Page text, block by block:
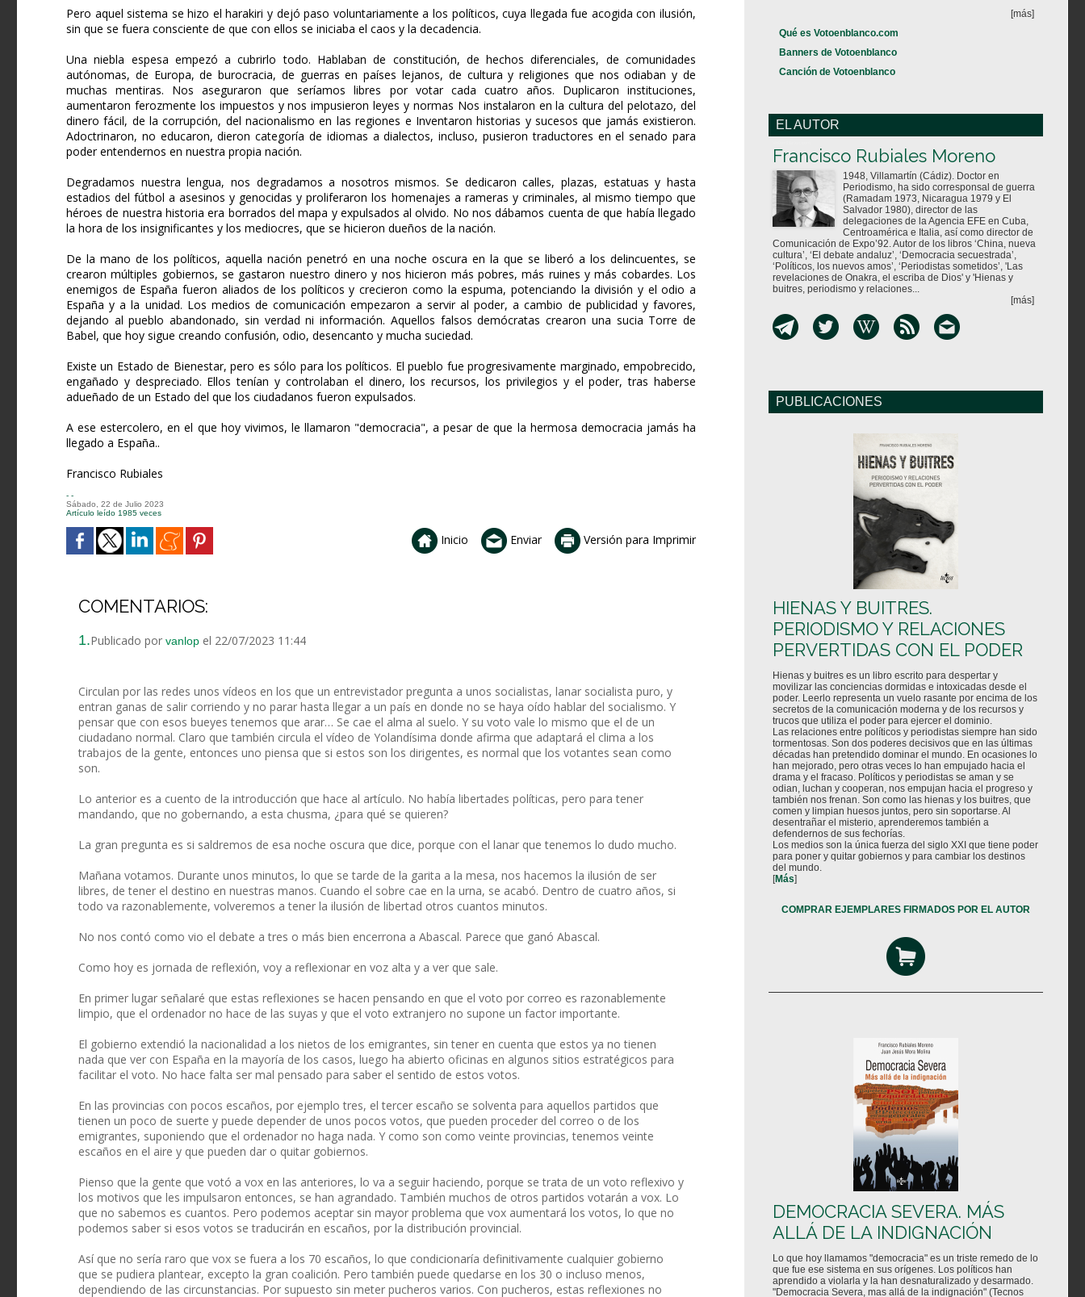
Pero aquel sistema se hizo el harakiri y dejó paso voluntariamente a los políticos, cuya llegada fue acogida con ilusión,
sin que se fuera consciente de que con ellos se iniciaba el caos y la decadencia.
Una niebla espesa empezó a cubrirlo todo. Hablaban de constitución, de hechos diferenciales, de comunidades
autónomas, de Europa, de burocracia, de guerras en países lejanos, de cultura y religiones que nos odiaban y de
muchas mentiras. Nos aseguraron que seríamos libres por votar cada cuatro años. Duplicaron instituciones,
aumentaron ferozmente los impuestos y nos impusieron leyes y normas Nos instalaron en la cultura del pelotazo, del
dinero fácil, de la corrupción, del nacionalismo en las regiones e Inventaron historias y sucesos que jamás existieron.
Adoctrinaron, no educaron, dieron categoría de idiomas a dialectos, incluso, pusieron traductores en el senado para
poder entendernos en nuestra propia nación.
Degradamos nuestra lengua, nos degradamos a nosotros mismos. Se dedicaron calles, plazas, estatuas y hasta
estadios del fútbol a asesinos y genocidas y proliferaron los homenajes a rameras y criminales, al mismo tiempo que
héroes de nuestra historia era borrados del mapa y expulsados al olvido. No nos dábamos cuenta de que había llegado
la hora de los insignificantes y los mediocres, que se hicieron dueños de la nación.
De la mano de los políticos, aquella nación penetró en una noche oscura en la que se liberó a los delincuentes, se
crearon múltiples gobiernos, se gastaron nuestro dinero y nos hicieron más pobres, más ruines y más cobardes. Los
enemigos de España fueron aliados de los políticos y crecieron como la espuma, potenciando la división y el odio a
España y a la unidad. Los medios de comunicación empezaron a servir al poder, a cambio de publicidad y favores,
dejando al pueblo abandonado, sin verdad ni información. Aquellos falsos demócratas crearon una sucia Torre de
Babel, que hoy sigue creando confusión, odio, desencanto y mucha suciedad.
Existe un Estado de Bienestar, pero es sólo para los políticos. El pueblo fue progresivamente marginado, empobrecido,
engañado y despreciado. Ellos tenían y controlaban el dinero, los recursos, los privilegios y el poder, tras haberse
adueñado de un Estado del que los ciudadanos fueron expulsados.
A ese estercolero, en el que hoy vivimos, le llamaron "democracia", a pesar de que la hermosa democracia jamás ha
llegado a España..
Francisco Rubiales
- -
Sábado, 22 de Julio 2023
Artículo leído 1985 veces
Inicio Enviar Versión para Imprimir
COMENTARIOS:
1.Publicado por vanlop el 22/07/2023 11:44
Circulan por las redes unos vídeos en los que un entrevistador pregunta a unos socialistas, lanar socialista puro, y
entran ganas de salir corriendo y no parar hasta llegar a un país en donde no se haya oído hablar del socialismo. Y
pensar que con esos bueyes tenemos que arar… Se cae el alma al suelo. Y su voto vale lo mismo que el de un
ciudadano normal. Claro que también circula el vídeo de Yolandísima donde afirma que adaptará el clima a los
trabajos de la gente, entonces uno piensa que si estos son los dirigentes, es normal que los votantes sean como
son.
Lo anterior es a cuento de la introducción que hace al artículo. No había libertades políticas, pero para tener
mandando, que no gobernando, a esta chusma, ¿para qué se quieren?
La gran pregunta es si saldremos de esa noche oscura que dice, porque con el lanar que tenemos lo dudo mucho.
Mañana votamos. Durante unos minutos, lo que se tarde de la garita a la mesa, nos hacemos la ilusión de ser
libres, de tener el destino en nuestras manos. Cuando el sobre cae en la urna, se acabó. Dentro de cuatro años, si
todo va razonablemente, volveremos a tener la ilusión de libertad otros cuantos minutos.
No nos contó como vio el debate a tres o más bien encerrona a Abascal. Parece que ganó Abascal.
Como hoy es jornada de reflexión, voy a reflexionar en voz alta y a ver que sale.
En primer lugar señalaré que estas reflexiones se hacen pensando en que el voto por correo es razonablemente
limpio, que el ordenador no hace de las suyas y que el voto extranjero no supone un factor importante.
El gobierno extendió la nacionalidad a los nietos de los emigrantes, sin tener en cuenta que estos ya no tienen
nada que ver con España en la mayoría de los casos, luego ha abierto oficinas en algunos sitios estratégicos para
facilitar el voto. No hace falta ser mal pensado para saber el sentido de estos votos.
En las provincias con pocos escaños, por ejemplo tres, el tercer escaño se solventa para aquellos partidos que
tienen un poco de suerte y puede depender de unos pocos votos, que pueden proceder del correo o de los
emigrantes, suponiendo que el ordenador no haga nada. Y como son como veinte provincias, tenemos veinte
escaños en el aire y que pueden dar o quitar gobiernos.
Pienso que la gente que votó a vox en las anteriores, lo va a seguir haciendo, porque se trata de un voto reflexivo y
los motivos que les impulsaron entonces, se han agrandado. También muchos de otros partidos votarán a vox. Lo
que no sabemos es cuantos. Pero podemos aceptar sin mayor problema que vox aumentará los votos, lo que no
podemos saber si esos votos se traducirán en escaños, por la distribución provincial.
Así que no sería raro que vox se fuera a los 70 escaños, lo que condicionaría definitivamente cualquier gobierno
que se pudiera plantear, excepto la gran coalición. Pero también puede quedarse en los 30 o incluso menos,
dependiendo de las circunstancias. Por supuesto sin meter pucheros varios. Con pucheros, estas reflexiones no
[más]
Qué es Votoenblanco.com
Banners de Votoenblanco
Canción de Votoenblanco
EL AUTOR
Francisco Rubiales Moreno
1948, Villamartín (Cádiz). Doctor en
Periodismo, ha sido corresponsal de guerra
(Ramadam 1973, Nicaragua 1979 y El
Salvador 1980), director de las
delegaciones de la Agencia EFE en Cuba,
Centroamérica e Italia, así como director de
Comunicación de Expo’92. Autor de los libros ‘China, nueva
cultura’, ‘El debate andaluz’, ‘Democracia secuestrada’,
‘Políticos, los nuevos amos’, ‘Periodistas sometidos’, 'Las
revelaciones de Onakra, el escriba de Dios' y 'Hienas y
buitres, periodismo y relaciones...
[más]
PUBLICACIONES
HIENAS Y BUITRES.
PERIODISMO Y RELACIONES
PERVERTIDAS CON EL PODER
Hienas y buitres es un libro escrito para despertar y
movilizar las conciencias dormidas e intoxicadas desde el
poder. Leerlo representa un vuelo rasante por encima de los
secretos de la comunicación moderna y de los recursos y
trucos que utiliza el poder para ejercer el dominio.
Las relaciones entre políticos y periodistas siempre han sido
tormentosas. Son dos poderes decisivos que en las últimas
décadas han pretendido dominar el mundo. En ocasiones lo
han mejorado, pero otras veces lo han empujado hacia el
drama y el fracaso. Políticos y periodistas se aman y se
odian, luchan y cooperan, nos empujan hacia el progreso y
también nos frenan. Son como las hienas y los buitres, que
comen y limpian huesos juntos, pero sin soportarse. Al
desentrañar el misterio, aprenderemos también a
defendernos de sus fechorías.
Los medios son la única fuerza del siglo XXI que tiene poder
para poner y quitar gobiernos y para cambiar los destinos
del mundo.
[Más]
COMPRAR EJEMPLARES FIRMADOS POR EL AUTOR
DEMOCRACIA SEVERA. MÁS
ALLÁ DE LA INDIGNACIÓN
Lo que hoy llamamos "democracia" es un triste remedo de lo
que fue ese sistema en sus orígenes. Los políticos han
aprendido a violarla y la han desnaturalizado y desarmado.
"Democracia Severa, mas allá de la indignación" (Tecnos